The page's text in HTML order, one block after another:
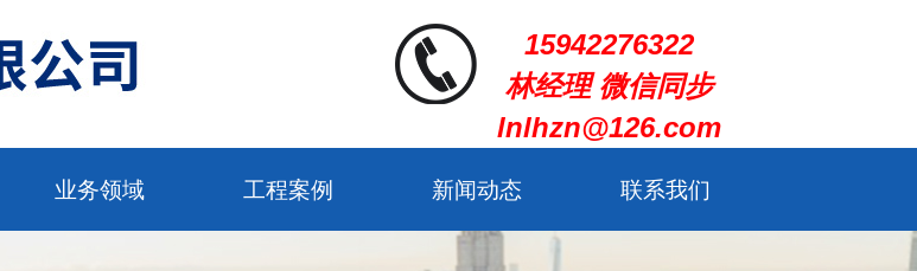
15942276322
林经理 微信同步
lnlhzn@126.com
业务领域 工程案例 新闻动态 联系我们